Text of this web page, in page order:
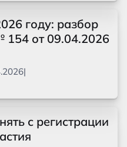
году: разбор
от 09.04.2026
|
с регистрации